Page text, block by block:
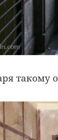
такому